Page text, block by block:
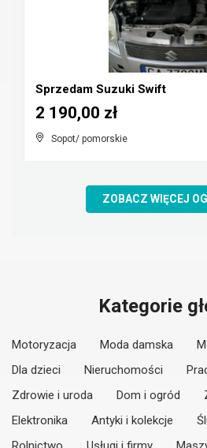
Sprzedam Suzuki Swift
Sopot/ pomorskie
2 190,00 zł
ZOBACZ WIĘCEJ
Kategorie
Motoryzacja Moda damska
Dla dzieci
Nieruchomości
Zdrowie i uroda
Dom i ogród
Elektronika
Antyki i kolekcje